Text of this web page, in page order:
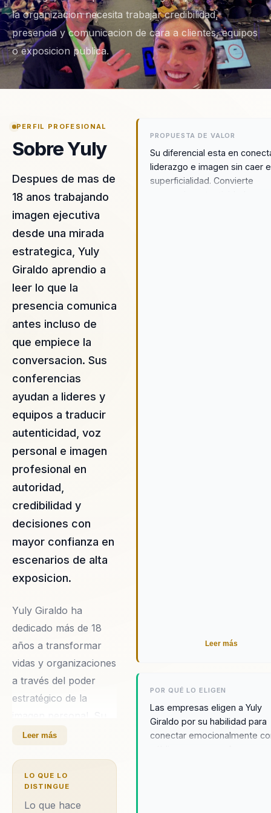
la organizacion necesita trabajar credibilidad,
presencia y comunicacion de cara a clientes, equipos
o exposicion publica.
PERFIL PROFESIONAL
Sobre Yuly
Despues de mas de
18 anos trabajando
imagen ejecutiva
desde una mirada
estrategica, Yuly
Giraldo aprendio a
leer lo que la
presencia comunica
antes incluso de
que empiece la
conversacion. Sus
conferencias
ayudan a lideres y
equipos a traducir
autenticidad, voz
personal e imagen
profesional en
autoridad,
credibilidad y
decisiones con
mayor confianza en
escenarios de alta
exposicion.
Yuly Giraldo ha
dedicado más de 18
años a transformar
vidas y organizaciones
a través del poder
estratégico de la
enfoque va más allá
conectando la esencia
con la apariencia para
empoderar desde el
Leer más
LO QUE LO
DISTINGUE
Lo que hace
PROPUESTA DE VALOR
Su diferencial esta en
liderazgo e imagen sin caer
superficialidad. Convierte
Leer más
POR QUÉ LO ELIGEN
Las empresas eligen a Yuly
Giraldo por su habilidad para
conectar emocionalmente